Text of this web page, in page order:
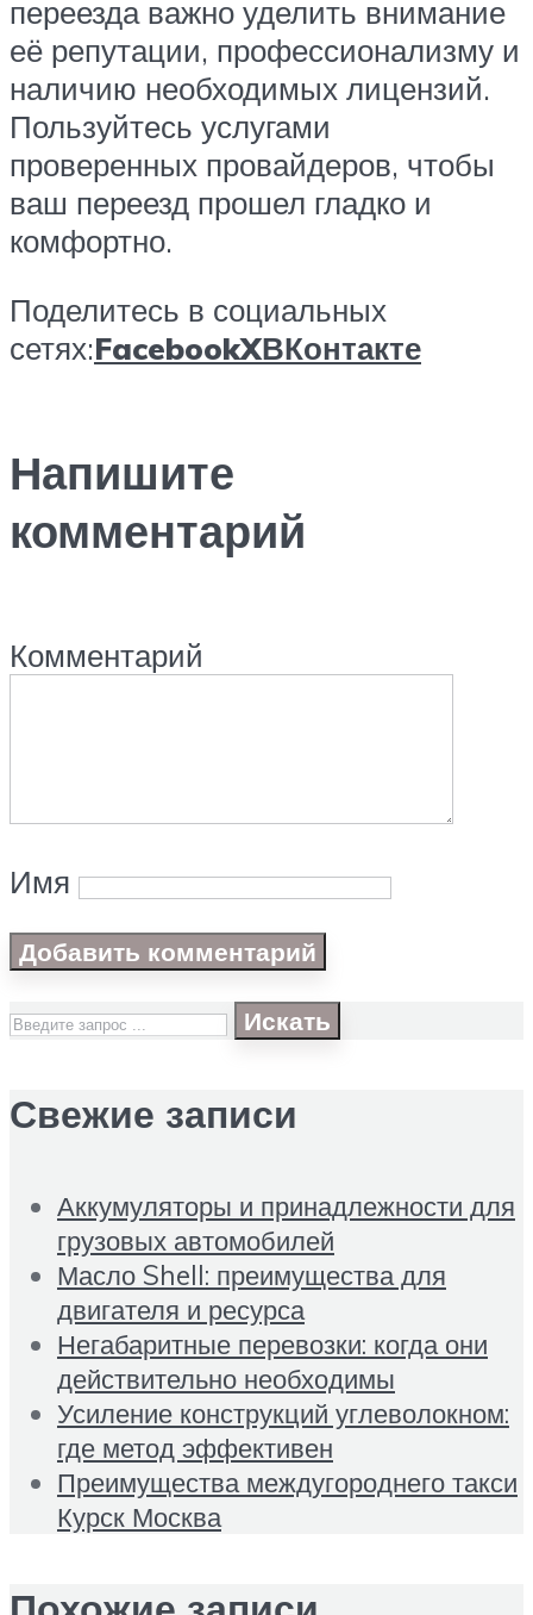
переезда важно уделить внимание
её репутации, профессионализму и
наличию необходимых лицензий.
Пользуйтесь услугами
проверенных провайдеров, чтобы
ваш переезд прошел гладко и
комфортно.
Поделитесь в социальных
сетях:FacebookXВКонтакте
Напишите
комментарий
Комментарий
Имя
Искать
Свежие записи
Аккумуляторы и принадлежности для
грузовых автомобилей
Масло Shell: преимущества для
двигателя и ресурса
Негабаритные перевозки: когда они
действительно необходимы
Усиление конструкций углеволокном:
где метод эффективен
Преимущества междугороднего такси
Курск Москва